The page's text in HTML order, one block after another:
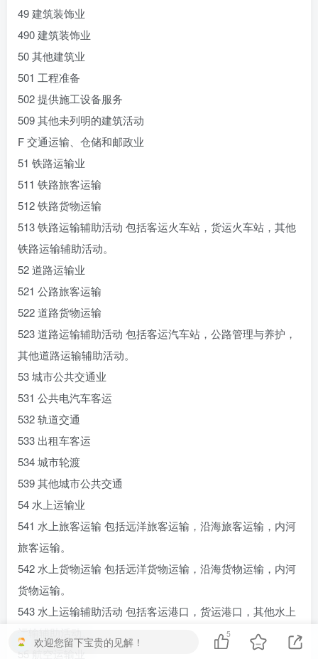
49 建筑装饰业
490 建筑装饰业
50 其他建筑业
501 工程准备
502 提供施工设备服务
509 其他未列明的建筑活动
F 交通运输、仓储和邮政业
51 铁路运输业
511 铁路旅客运输
512 铁路货物运输
513 铁路运输辅助活动 包括客运火车站，货运火车站，其他
铁路运输辅助活动。
52 道路运输业
521 公路旅客运输
522 道路货物运输
523 道路运输辅助活动 包括客运汽车站，公路管理与养护，
其他道路运输辅助活动。
53 城市公共交通业
531 公共电汽车客运
532 轨道交通
533 出租车客运
534 城市轮渡
539 其他城市公共交通
54 水上运输业
541 水上旅客运输 包括远洋旅客运输，沿海旅客运输，内河
旅客运输。
542 水上货物运输 包括远洋货物运输，沿海货物运输，内河
货物运输。
543 水上运输辅助活动 包括客运港口，货运港口，其他水上
55 航空运输业
欢迎您留下宝贵的见解！
5